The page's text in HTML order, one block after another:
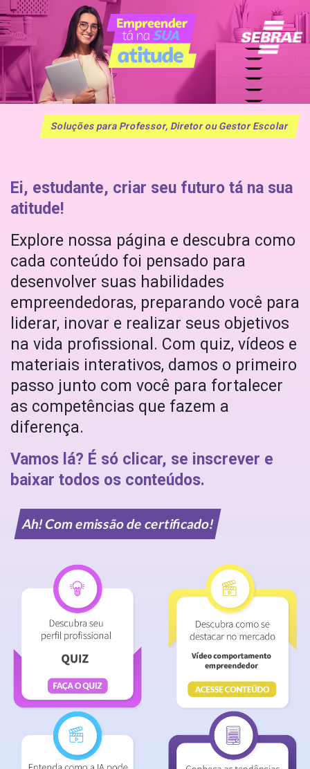
Soluções para Professor, Diretor ou Gestor Escolar
Ei, estudante, criar seu futuro tá na sua
atitude!
Explore nossa página e descubra como
cada conteúdo foi pensado para
desenvolver suas habilidades
empreendedoras, preparando você para
liderar, inovar e realizar seus objetivos
na vida profissional. Com quiz, vídeos e
materiais interativos, damos o primeiro
passo junto com você para fortalecer
as competências que fazem a
diferença.
Vamos lá? É só clicar, se inscrever e
baixar todos os conteúdos.
Ah! Com emissão de certificado!